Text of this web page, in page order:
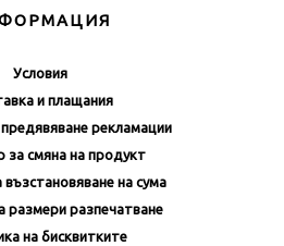
Условия
и плащания
рекламации
за смяна на продукт
на сума
размери разпечатване
на бисквитките